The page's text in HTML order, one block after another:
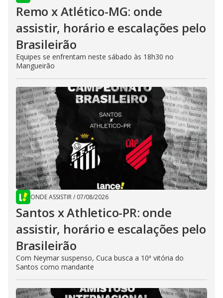
Remo x Atlético-MG: onde
assistir, horário e escalações pelo
Brasileirão
Equipes se enfrentam neste sábado às 18h30 no
Mangueirão
ONDE ASSISTIR/ 07/08/2026
Santos x Athletico-PR: onde
assistir, horário e escalações pelo
Brasileirão
Com Neymar suspenso, Cuca busca a 10ª vitória do
Santos como mandante